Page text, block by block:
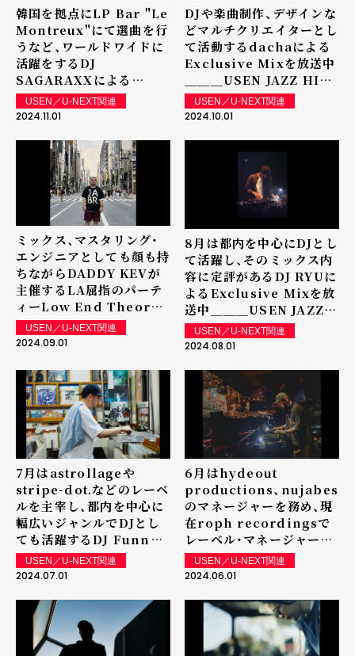
韓国を拠点にLP Bar "Le
Montreux"にて選曲を行
うなど、ワールドワイドに
活躍をするDJ
SAGARAXXによる
Exclusive Mixを放送中
＿＿＿USEN JAZZ HIP
USEN／U-NEXT関連
2024.11.01
DJや楽曲制作、デザインな
どマルチクリエイターとし
て活動するdachaによる
Exclusive Mixを放送中
＿＿＿USEN JAZZ HIP
HOP
USEN／U-NEXT関連
2024.10.01
ミックス、マスタリング・
エンジニアとしても顔も持
ちながらDADDY KEVが
主催するLA屈指のパーテ
ィーLow End Theory
に出演するなど、ビートメ
イカーとしても実力を発揮
Exclusive Mixを放送中
＿＿＿USEN JAZZ HIP
HOP
USEN／U-NEXT関連
2024.09.01
8月は都内を中心にDJとし
て活躍し、そのミックス内
容に定評があるDJ RYUに
よるExclusive Mixを放
送中＿＿＿USEN JAZZ
HIP HOP
USEN／U-NEXT関連
2024.08.01
7月はastrollageや
stripe-dot.などのレーベ
ルを主宰し、都内を中心に
幅広いジャンルでDJとし
ても活躍するDJ Funnel
によるExclusive Mixを
放送中＿＿＿USEN JAZZ
USEN／U-NEXT関連
2024.07.01
6月はhydeout
productions、nujabes
のマネージャーを務め、現
在roph recordingsで
レーベル・マネージャーを
務めるKoizumi
Takumiによる
＿＿＿USEN JAZZ HIP
HOP
USEN／U-NEXT関連
2024.06.01